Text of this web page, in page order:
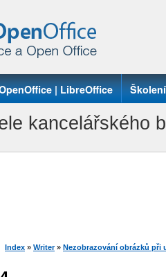
| LibreOffice Školení
kancelářského
Index » Writer » Nezobrazování obrázků při